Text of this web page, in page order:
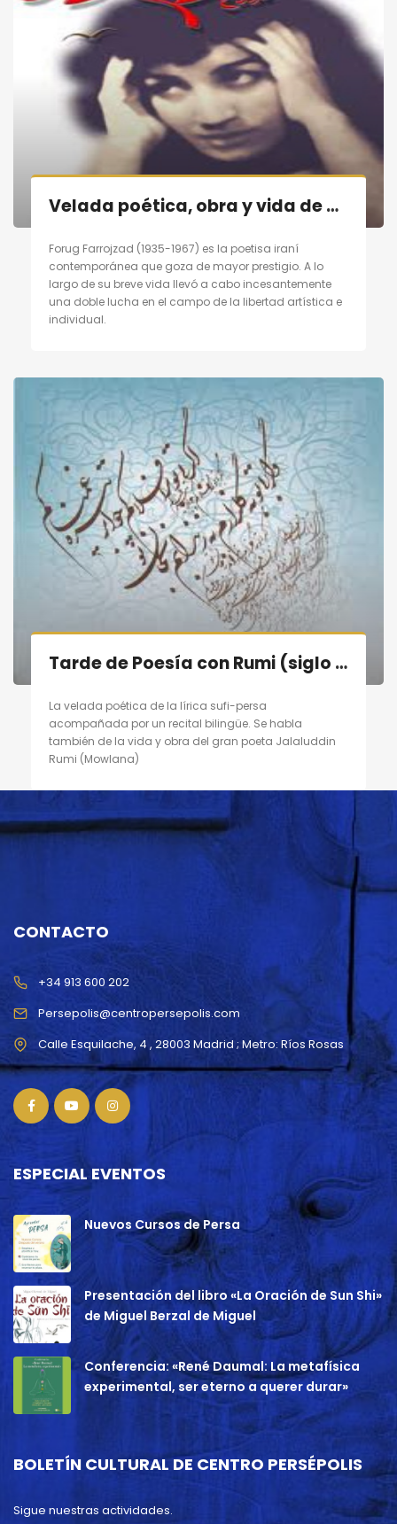
Velada poética, obra y vida de poetisa contemporánea persa «Forugh Farrojzad» en Madrid el 29/10/11
Forug Farrojzad (1935-1967) es la poetisa iraní
contemporánea que goza de mayor prestigio. A lo
largo de su breve vida llevó a cabo incesantemente
una doble lucha en el campo de la libertad artística e
individual.
Tarde de Poesía con Rumi (siglo XIII) en Madrid el 10/09/11
La velada poética de la lírica sufi-persa
acompañada por un recital bilingüe. Se habla
también de la vida y obra del gran poeta Jalaluddin
Rumi (Mowlana)
CONTACTO
Persepolis@centropersepolis.com
+34 913 600 202
ESPECIAL EVENTOS
Nuevos Cursos de Persa
Presentación del libro «La Oración de Sun Shi»
de Miguel Berzal de Miguel
Conferencia: «René Daumal: La metafísica
experimental, ser eterno a querer durar»
BOLETÍN CULTURAL DE CENTRO PERSÉPOLIS
Sigue nuestras actividades.